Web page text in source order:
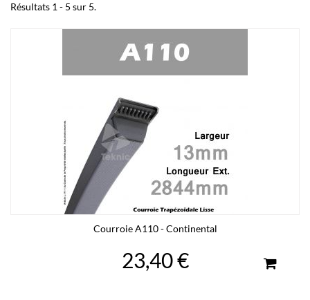
Résultats 1 - 5 sur 5.
Courroie A110 - Continental
23,40 €